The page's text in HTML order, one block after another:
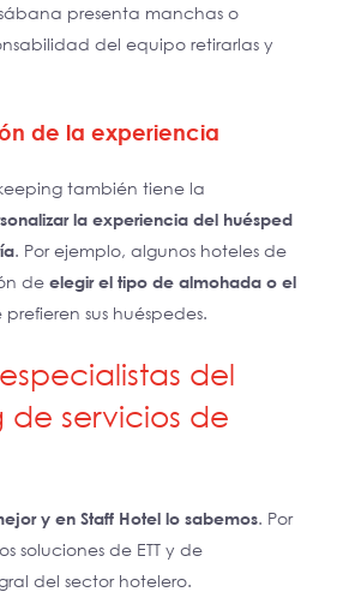
presenta manchas o
del equipo retirarlas y
de la experiencia
también tiene la
la experiencia del huésped
. Por ejemplo, algunos hoteles de
de elegir el tipo de almohada o el
prefieren sus huéspedes.
del
de servicios de
y en Staff Hotel lo sabemos. Por
soluciones de ETT y de
del sector hotelero.